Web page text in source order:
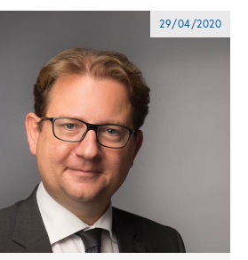
29/04/2020